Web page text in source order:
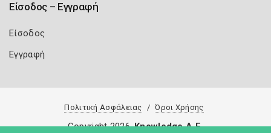
Είσοδος – Εγγραφή
Είσοδος
Εγγραφή
Πολιτική Ασφάλειας Όροι Χρήσης
Copyright 2026 Knowledge A.E.